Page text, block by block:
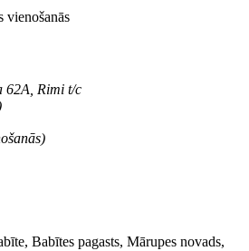
vienošanās
62A, Rimi t/c
Babītes pagasts, Mārupes novads,